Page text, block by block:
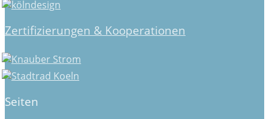
Zertifizierungen & Kooperationen
Seiten